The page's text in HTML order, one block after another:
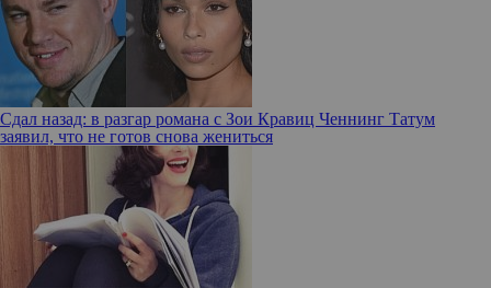
Сдал назад: в разгар романа с Зои Кравиц Ченнинг Татум
заявил, что не готов снова жениться